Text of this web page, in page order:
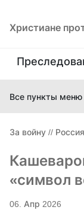
Христиане
Все пункты меню
За войну // Россия
«символ
06. Апр 2026